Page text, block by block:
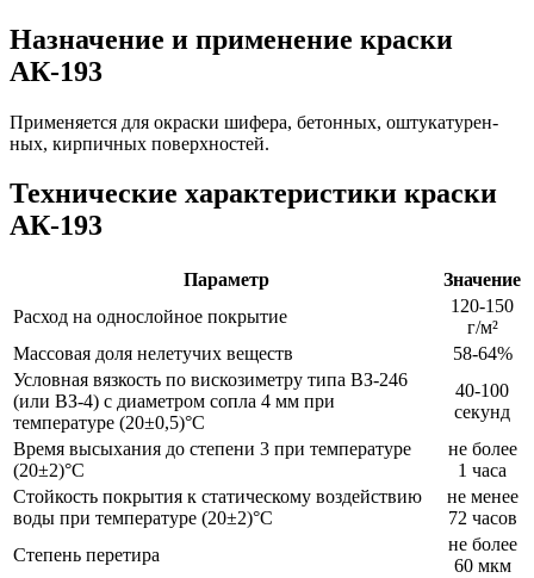
Назначение и применение краски
АК-193
Применяется для окраски шифера, бетонных, оштукатурен­
ных, кирпичных поверхностей.
Технические характеристики краски
АК-193
Параметр
Значение
Расход на однослойное покрытие
120-150
г/м²
Массовая доля нелетучих веществ
58-64%
Условная вязкость по вискозиметру типа ВЗ-246
(или ВЗ-4) с диаметром сопла 4 мм при
температуре (20±0,5)°С
40-100
секунд
Время высыхания до степени 3 при температуре
(20±2)°С
не более
1 часа
Стойкость покрытия к статическому воздействию
воды при температуре (20±2)°С
не менее
72 часов
Степень перетира
не более
60 мкм